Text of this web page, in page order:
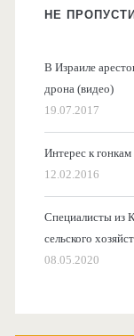
НЕ
В Израиле
дрона (видео)
19.07.2017
Интерес к
12.02.2016
Специалисты из
сельского
08.05.2020